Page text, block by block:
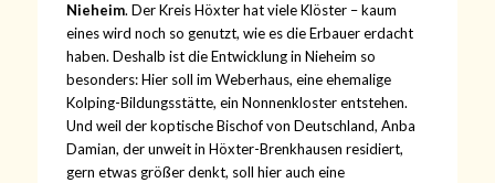
Nieheim. Der Kreis Höxter hat viele Klöster – kaum
eines wird noch so genutzt, wie es die Erbauer erdacht
haben. Deshalb ist die Entwicklung in Nieheim so
besonders: Hier soll im Weberhaus, eine ehemalige
Kolping-Bildungsstätte, ein Nonnenkloster entstehen.
Und weil der koptische Bischof von Deutschland, Anba
Damian, der unweit in Höxter-Brenkhausen residiert,
gern etwas größer denkt, soll hier auch eine